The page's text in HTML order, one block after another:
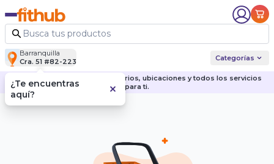
Barranquilla
Cra. 51 #82-223
Categorías
Descubre nuestras sedes, horarios, ubicaciones y todos los servicios
para ti.
¿Te encuentras
aquí?